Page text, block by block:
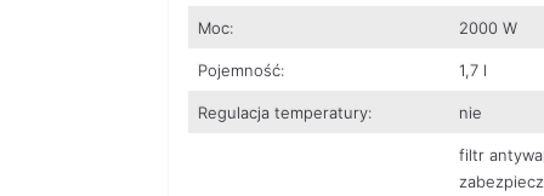
Moc: 2000 W
Pojemność: 1,7 l
Regulacja temperatury: nie
filtr